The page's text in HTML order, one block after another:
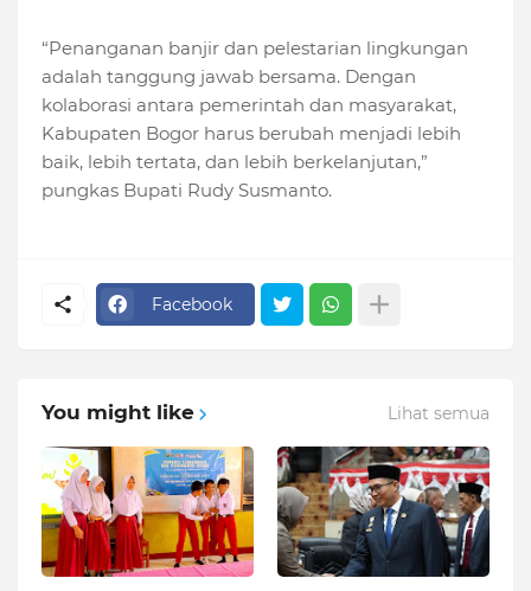
“Penanganan banjir dan pelestarian lingkungan
adalah tanggung jawab bersama. Dengan
kolaborasi antara pemerintah dan masyarakat,
Kabupaten Bogor harus berubah menjadi lebih
baik, lebih tertata, dan lebih berkelanjutan,”
pungkas Bupati Rudy Susmanto.
Facebook
You might like Lihat semua